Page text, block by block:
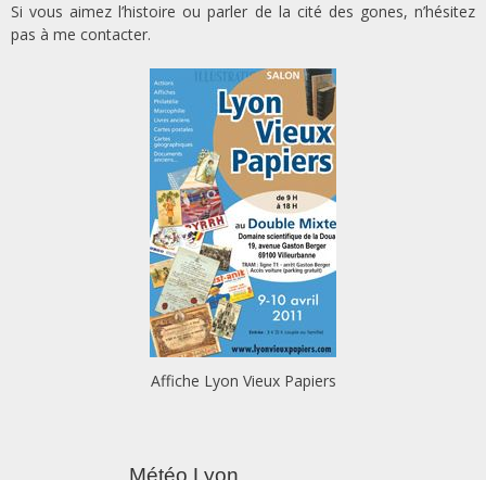
Si vous aimez l’histoire ou parler de la cité des gones, n’hésitez
pas à me contacter.
Affiche Lyon Vieux Papiers